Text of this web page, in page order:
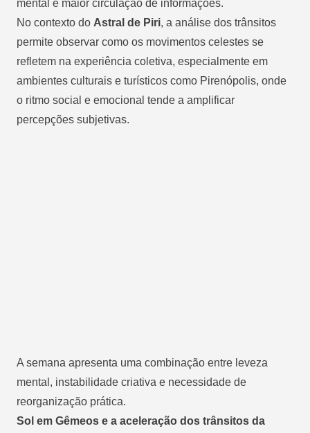
mental e maior circulação de informações.
No contexto do Astral de Piri, a análise dos trânsitos
permite observar como os movimentos celestes se
refletem na experiência coletiva, especialmente em
ambientes culturais e turísticos como Pirenópolis, onde
o ritmo social e emocional tende a amplificar
percepções subjetivas.
A semana apresenta uma combinação entre leveza
mental, instabilidade criativa e necessidade de
reorganização prática.
Sol em Gêmeos e a aceleração dos trânsitos da